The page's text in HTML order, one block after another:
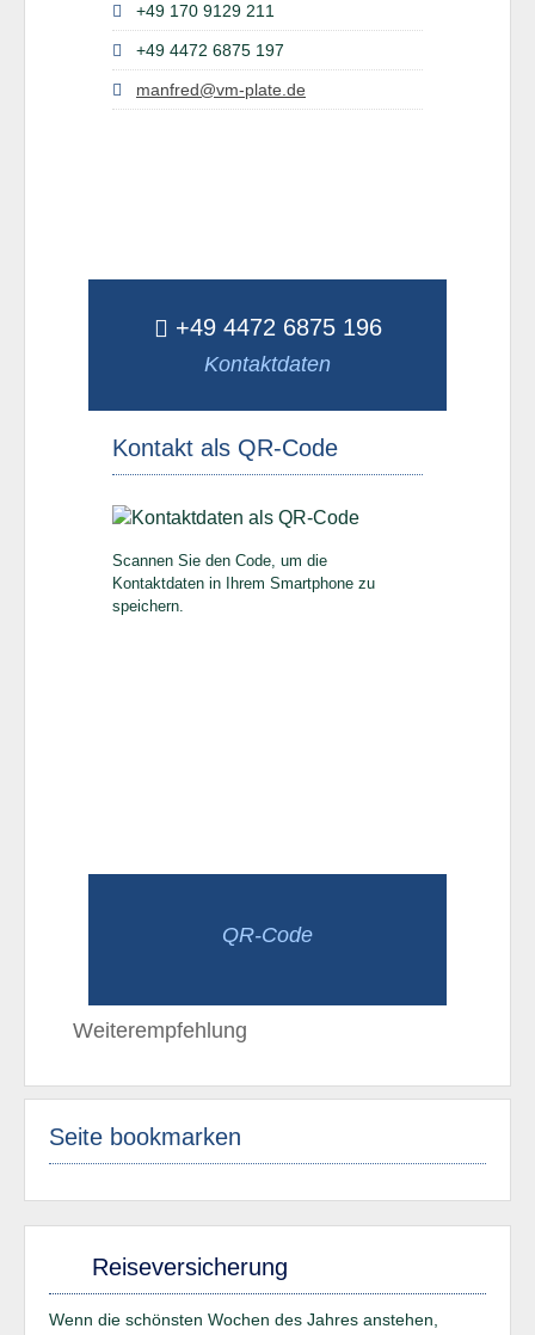
+49 170 9129 211
+49 4472 6875 197
manfred@vm-plate.de
+49 4472 6875 196
Kontaktdaten
Kontakt als QR-Code
Scannen Sie den Code, um die
Kontaktdaten in Ihrem Smartphone zu
speichern.
QR-Code
Weiterempfehlung
Seite bookmarken
Reiseversicherung
Wenn die schönsten Wochen des Jahres anstehen,